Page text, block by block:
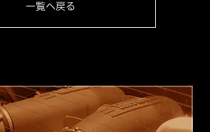
一覧へ戻る